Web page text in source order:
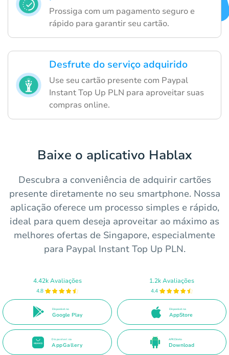
Prossiga com um pagamento seguro e
rápido para garantir seu cartão.
Desfrute do serviço adquirido
Use seu cartão presente com Paypal
Instant Top Up PLN para aproveitar suas
compras online.
Baixe o aplicativo Hablax
Descubra a conveniência de adquirir cartões
presente diretamente no seu smartphone. Nossa
aplicação oferece um processo simples e rápido,
ideal para quem deseja aproveitar ao máximo as
melhores ofertas de Singapore, especialmente
para Paypal Instant Top Up PLN.
4.42k Avaliações
4.8
Disponível no
Google Play
1.2k Avaliações
4.4
Disponível na
AppStore
Disponível na
AppGallery
APK Direto
Download